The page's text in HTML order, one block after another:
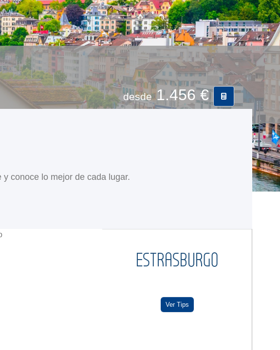
desde1.456 €
conoce lo mejor de cada lugar.
ESTRASBURGO
Ver Tips